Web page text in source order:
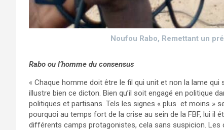
Noufou Rabo, Remettant un
Rabo ou l’homme du consensus
« Chaque homme doit être le fil qui unit et non la lame
illustre bien ce dicton. Bien qu’il soit engagé en politique
politiques et partisans. Tels les signes « plus et moins »
pourquoi au temps fort de la crise au sein de la FBF, lui il
différents camps protagonistes, cela sans suspicion. Les